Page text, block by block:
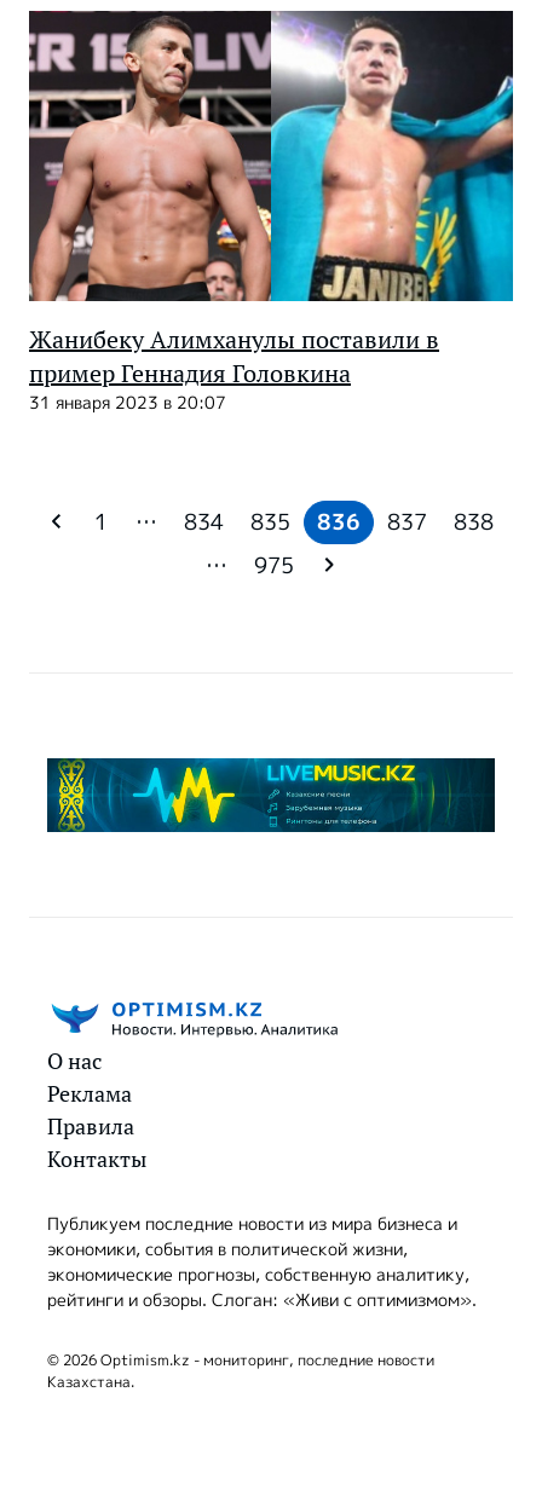
Жанибеку Алимханулы поставили в
пример Геннадия Головкина
31 января 2023 в 20:07
1 … 834 835 836 837
838
…
975
О нас
Реклама
Правила
Контакты
Публикуем последние новости из мира бизнеса и
экономики, события в политической жизни,
экономические прогнозы, собственную аналитику,
рейтинги и обзоры. Слоган: «Живи с оптимизмом».
© 2026 Optimism.kz - мониторинг, последние новости
Казахстана.